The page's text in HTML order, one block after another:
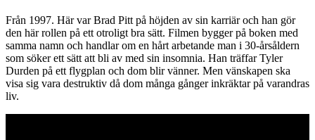
Från 1997. Här var Brad Pitt på höjden av sin karriär och han gör
den här rollen på ett otroligt bra sätt. Filmen bygger på boken med
samma namn och handlar om en hårt arbetande man i 30-årsåldern
som söker ett sätt att bli av med sin insomnia. Han träffar Tyler
Durden på ett flygplan och dom blir vänner. Men vänskapen ska
visa sig vara destruktiv då dom många gånger inkräktar på varandras
liv.